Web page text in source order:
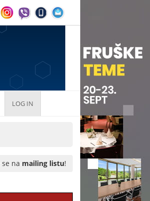
LOG IN
na mailing listu!